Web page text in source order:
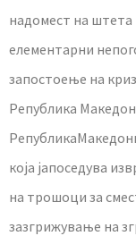
надомест на
елементарни
запостоење на
Република
која јапоседува
на трошоци за
зазгрижување на